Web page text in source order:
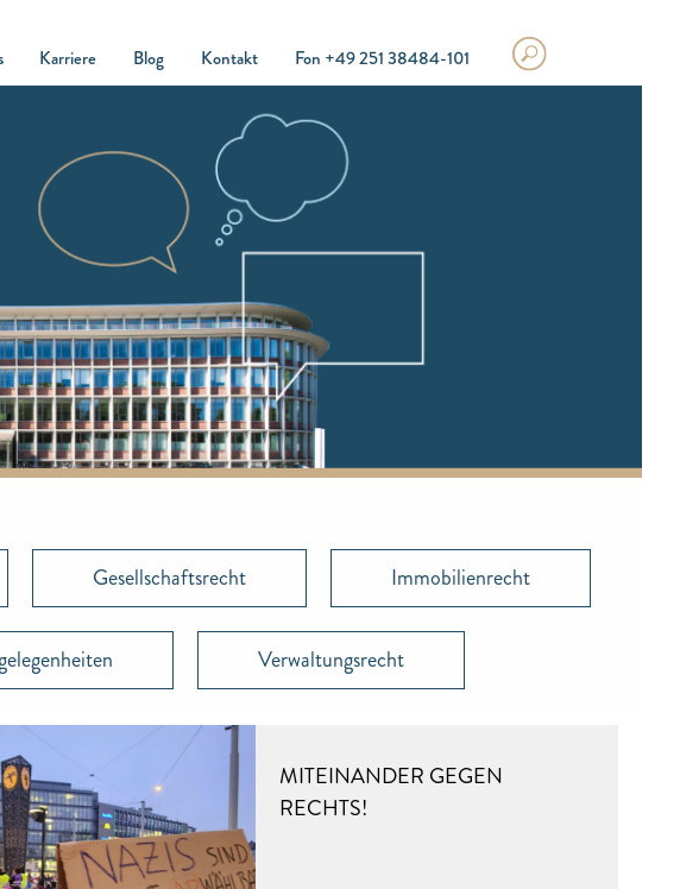
Karriere Blog Kontakt Fon +49 251 38484-101
Gesellschaftsrecht Immobilienrecht
Verwaltungsrecht
MITEINANDER GEGEN
RECHTS!